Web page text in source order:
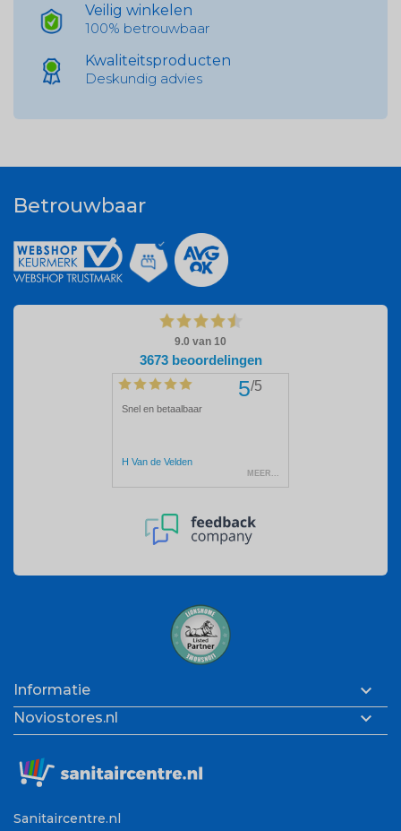
Veilig winkelen
100% betrouwbaar
Kwaliteitsproducten
Deskundig advies
Betrouwbaar
Informatie 
Noviostores.nl 
Sanitaircentre.nl